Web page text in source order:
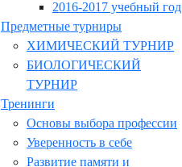
2016-2017 учебный год
Предметные турниры
ХИМИЧЕСКИЙ ТУРНИР
БИОЛОГИЧЕСКИЙ
ТУРНИР
Тренинги
Основы выбора профессии
Уверенность в себе
Развитие памяти и